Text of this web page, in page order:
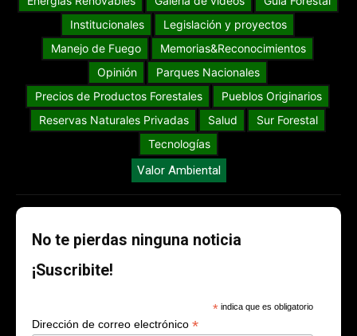
Institucionales
Legislación y proyectos
Manejo de Fuego
Memorias&Reconocimientos
Opinión
Parques Nacionales
Precios de Productos Forestales
Pueblos Originarios
Reservas Naturales Privadas
Salud
Sur Forestal
Tecnologías
Valor Ambiental
No te pierdas ninguna noticia
¡Suscribite!
* indica que es obligatorio
Dirección de correo electrónico *